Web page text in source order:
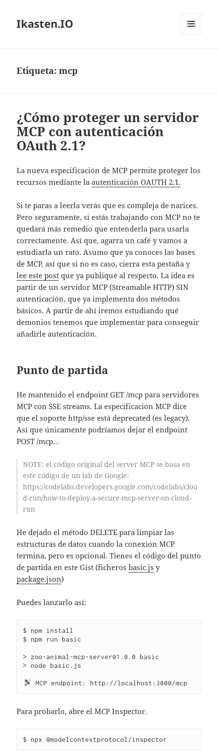
Ikasten.IO
Etiqueta:mcp
¿Cómo proteger un servidor
MCP con autenticación
OAuth 2.1?
La nueva especificación de MCP permite proteger los
recursos mediante laautenticación OAUTH 2.1.
Si te paras a leerla verás que es compleja de narices.
Pero seguramente, si estás trabajando con MCP no te
quedará más remedio que entenderla para usarla
correctamente. Así que, agarra un café y vamos a
estudiarla un rato. Asumo que ya conoces las bases
de MCP, así que si no es caso, cierra esta pestaña y
lee este post que ya publiqué al respecto. La idea es
partir de un servidor MCP (Streamable HTTP) SIN
autenticación, que ya implementa dos métodos
básicos. A partir de ahí iremos estudiando qué
demonios tenemos que implementar para conseguir
añadirle autenticación.
Punto de partida
He mantenido el endpoint GET /mcp para servidores
MCP con SSE streams. La especificación MCP dice
que el soporte http/sse está deprecated (es legacy).
Así que únicamente podríamos dejar el endpoint
POST /mcp…
NOTE: el código original del server MCP se basa en
este código de un lab de Google:
https://codelabs.developers.google.com/codelabs/clou
d-run/how-to-deploy-a-secure-mcp-server-on-cloud-
run
He dejado el método DELETE para limpiar las
estructuras de datos cuando la conexión MCP
termina, pero es opcional. Tienes el código del punto
de partida en este Gist (ficherosbasic.js y
package.json)
Puedes lanzarlo así:
$ npm install
$ npm run basic
> zoo-animal-mcp-server@1.0.0 basic
> node basic.js
Para probarlo, abre el MCP Inspector.